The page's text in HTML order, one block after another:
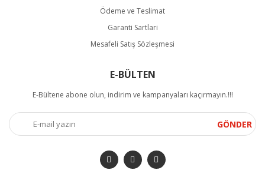
Ödeme ve Teslimat
Garanti Sartlari
Mesafeli Satış Sözleşmesi
E-BÜLTEN
E-Bültene abone olun, indirim ve kampanyaları kaçırmayın.!!!
GÖNDER